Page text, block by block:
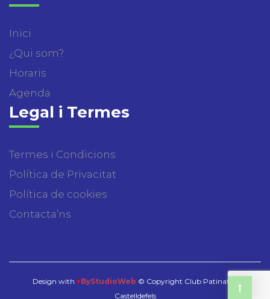
Inici
¿Qui som?
Horaris
Agenda
Legal i Termes
Termes i Condicions
Política de Privacitat
Política de cookies
Contacta’ns
Design with ♥ByStudioWeb © Copyright Club Patinatge
Castelldefels